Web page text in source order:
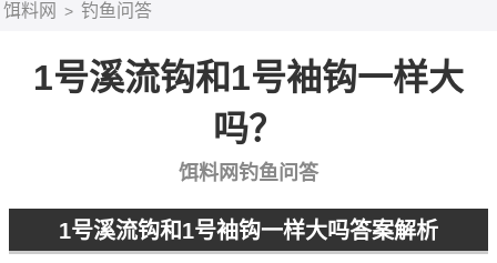
饵料网 > 钓鱼问答
1号溪流钩和1号袖钩一样大
吗？
饵料网钓鱼问答
1号溪流钩和1号袖钩一样大吗答案解析